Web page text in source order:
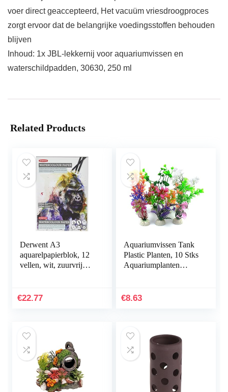
voer direct geaccepteerd, Het vacuüm vriesdroogproces
zorgt ervoor dat de belangrijke voedingsstoffen behouden
blijven
Inhoud: 1x JBL-lekkernij voor aquariumvissen en
waterschildpadden, 30630, 250 ml
Related Products
Derwent A3
aquarelpapierblok, 12
vellen, wit, zuurvrij
€22.77
Aquariumvissen Tank
Plastic Planten, 10 Stks
Aquariumplanten
Kunstplanten
€8.63